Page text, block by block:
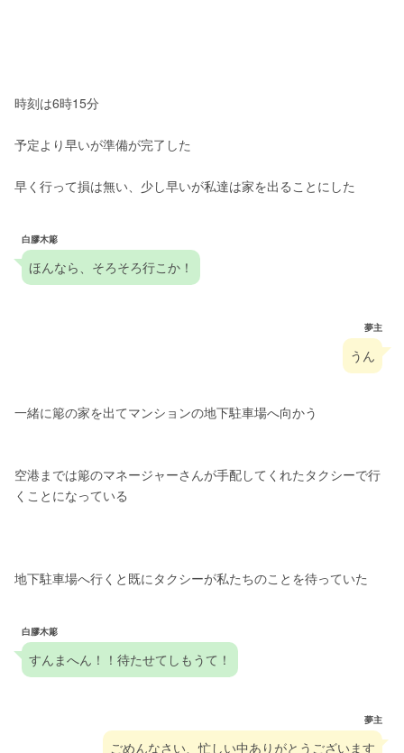
時刻は6時15分
予定より早いが準備が完了した
早く行って損は無い、少し早いが私達は家を出ることにした
白膠木簓
ほんなら、そろそろ行こか！
夢主
うん
一緒に簓の家を出てマンションの地下駐車場へ向かう
空港までは簓のマネージャーさんが手配してくれたタクシーで行
くことになっている
地下駐車場へ行くと既にタクシーが私たちのことを待っていた
白膠木簓
すんまへん！！待たせてしもうて！
夢主
ごめんなさい、忙しい中ありがとうございます